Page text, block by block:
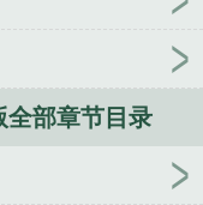
做梦吧你
阵雨过
欺心计划by娜可
可露露笔趣阁无弹
欺
部章节目录